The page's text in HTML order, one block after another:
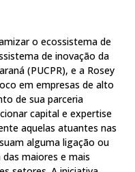
o ecossistema de
de inovação da
(PUCPR), e a Rosey
em empresas de alto
de sua parceria
capital e expertise
aquelas atuantes nas
alguma ligação ou
das maiores e mais